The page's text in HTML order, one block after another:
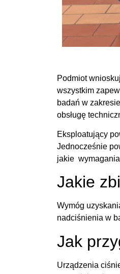
Podmiot
wszystkim
badań w
obsługę
Eksploatujący
Jednocześnie
jakie
Jakie
Wymóg
nadciśnienia w
Jak
Urządzenia